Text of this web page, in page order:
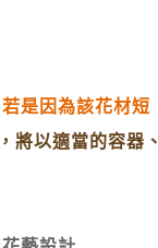
是因為該花材短
將以適當的容器、